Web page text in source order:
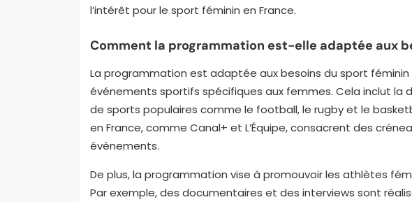
l’intérêt pour le sport féminin en France.
Comment la programmation est-elle adaptée aux
La programmation est adaptée aux besoins du sport
événements sportifs spécifiques aux femmes. Cela inclut la
de sports populaires comme le football, le rugby et le
en France, comme Canal+ et L’Équipe, consacrent des
événements.
De plus, la programmation vise à promouvoir les athlètes
Par exemple, des documentaires et des interviews sont